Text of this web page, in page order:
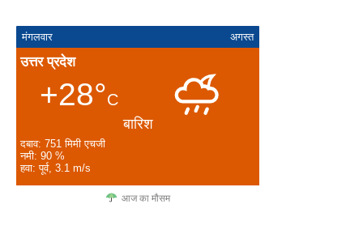
मंगलवार अगस्त
उत्तर प्रदेश
+28°C
बारिश
दबाव: 751 मिमी एचजी
नमी: 90 %
हवा: पूर्व, 3.1 m/s
आज का मौसम